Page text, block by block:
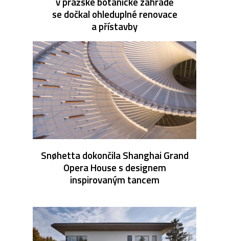
se dočkal ohleduplné renovace
a přístavby
Snøhetta dokončila Shanghai Grand
Opera House s designem
inspirovaným tancem